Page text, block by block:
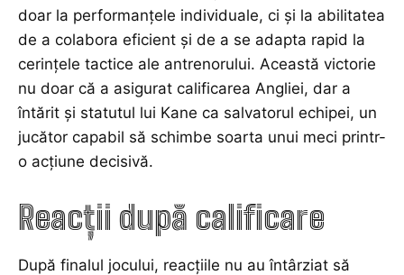
doar la performanțele individuale, ci și la abilitatea
de a colabora eficient și de a se adapta rapid la
cerințele tactice ale antrenorului. Această victorie
nu doar că a asigurat calificarea Angliei, dar a
întărit și statutul lui Kane ca salvatorul echipei, un
jucător capabil să schimbe soarta unui meci printr-
o acțiune decisivă.
Reacții după calificare
După finalul jocului, reacțiile nu au întârziat să